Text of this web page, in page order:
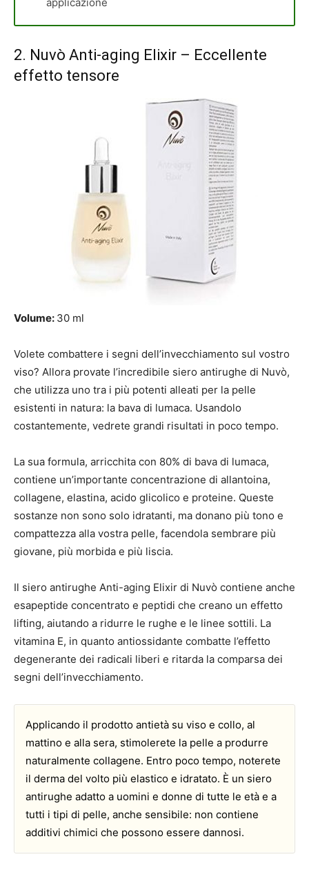
2. Nuvò Anti-aging Elixir – Eccellente
effetto tensore
Volume: 30 ml
Volete combattere i segni dell’invecchiamento sul vostro
viso? Allora provate l’incredibile siero antirughe di Nuvò,
che utilizza uno tra i più potenti alleati per la pelle
esistenti in natura: la bava di lumaca. Usandolo
costantemente, vedrete grandi risultati in poco tempo.
La sua formula, arricchita con 80% di bava di lumaca,
contiene un’importante concentrazione di allantoina,
collagene, elastina, acido glicolico e proteine. Queste
sostanze non sono solo idratanti, ma donano più tono e
compattezza alla vostra pelle, facendola sembrare più
giovane, più morbida e più liscia.
Il siero antirughe Anti-aging Elixir di Nuvò contiene anche
esapeptide concentrato e peptidi che creano un effetto
lifting, aiutando a ridurre le rughe e le linee sottili. La
vitamina E, in quanto antiossidante combatte l’effetto
degenerante dei radicali liberi e ritarda la comparsa dei
segni dell’invecchiamento.
Applicando il prodotto antietà su viso e collo, al
mattino e alla sera, stimolerete la pelle a produrre
naturalmente collagene. Entro poco tempo, noterete
il derma del volto più elastico e idratato. È un siero
antirughe adatto a uomini e donne di tutte le età e a
tutti i tipi di pelle, anche sensibile: non contiene
additivi chimici che possono essere dannosi.